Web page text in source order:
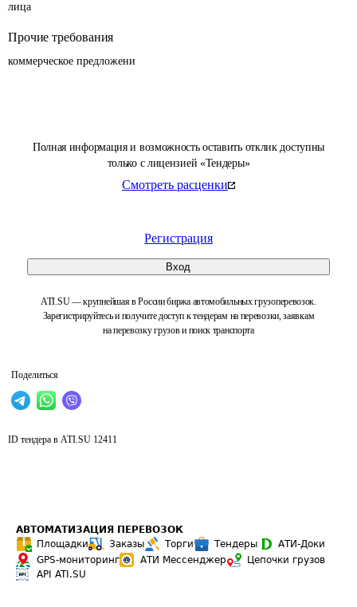
Полная информация и возможность оставить отклик доступны
только с лицензией «Тендеры»
Смотреть расценки
Регистрация
Вход
ATI.SU — крупнейшая в России биржа автомобильных грузоперевозок.
Зарегистрируйтесь и получите доступ к тендерам на перевозки, заявкам
на перевозку грузов и поиск транспорта
Поделиться
лица
Прочие требования
коммерческое предложени
ID тендера в ATI.SU 12411
АВТОМАТИЗАЦИЯ ПЕРЕВОЗОК
Площадки
Заказы Торги Тендеры
АТИ-Доки
GPS-мониторинг
АТИ Мессенджер
Цепочки грузов
API ATI.SU